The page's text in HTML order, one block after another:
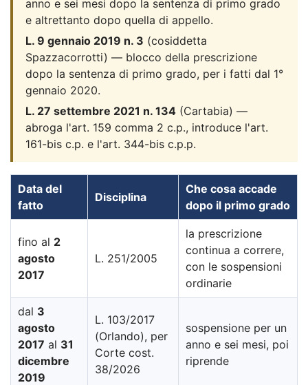
anno e sei mesi dopo la sentenza di primo grado
e altrettanto dopo quella di appello.
L. 9 gennaio 2019 n. 3 (cosiddetta
Spazzacorrotti) — blocco della prescrizione
dopo la sentenza di primo grado, per i fatti dal 1°
gennaio 2020.
L. 27 settembre 2021 n. 134 (Cartabia) —
abroga l'art. 159 comma 2 c.p., introduce l'art.
161-bis c.p. e l'art. 344-bis c.p.p.
Data del
fatto
Disciplina
Che cosa accade
dopo il primo grado
fino al 2
agosto
2017
L. 251/2005
la prescrizione
continua a correre,
con le sospensioni
ordinarie
dal 3
agosto
2017 al 31
dicembre
2019
L. 103/2017
(Orlando), per
Corte cost.
38/2026
sospensione per un
anno e sei mesi, poi
riprende